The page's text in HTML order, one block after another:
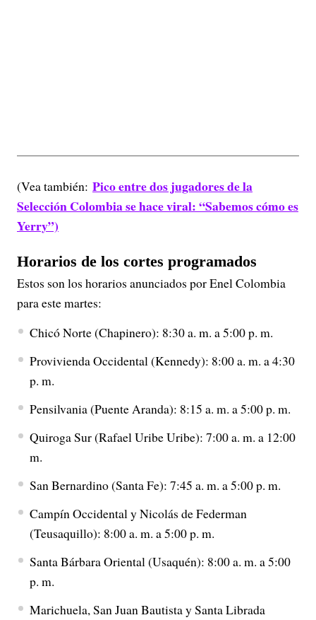
(Vea también: Pico entre dos jugadores de la
Selección Colombia se hace viral: “Sabemos cómo es
Yerry”)
Horarios de los cortes programados
Estos son los horarios anunciados por Enel Colombia
para este martes:
Chicó Norte (Chapinero): 8:30 a. m. a 5:00 p. m.
Provivienda Occidental (Kennedy): 8:00 a. m. a 4:30
p. m.
Pensilvania (Puente Aranda): 8:15 a. m. a 5:00 p. m.
Quiroga Sur (Rafael Uribe Uribe): 7:00 a. m. a 12:00
m.
San Bernardino (Santa Fe): 7:45 a. m. a 5:00 p. m.
Campín Occidental y Nicolás de Federman
(Teusaquillo): 8:00 a. m. a 5:00 p. m.
Santa Bárbara Oriental (Usaquén): 8:00 a. m. a 5:00
p. m.
Marichuela, San Juan Bautista y Santa Librada